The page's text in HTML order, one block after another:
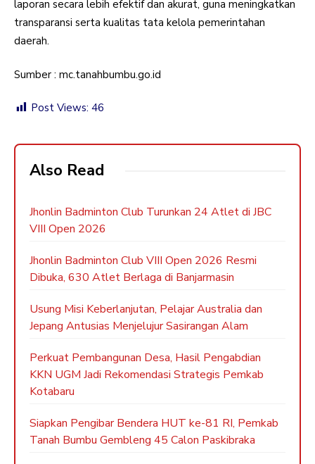
laporan secara lebih efektif dan akurat, guna meningkatkan
transparansi serta kualitas tata kelola pemerintahan
daerah.
Sumber : mc.tanahbumbu.go.id
Post Views: 46
Also Read
Jhonlin Badminton Club Turunkan 24 Atlet di JBC
VIII Open 2026
Jhonlin Badminton Club VIII Open 2026 Resmi
Dibuka, 630 Atlet Berlaga di Banjarmasin
Usung Misi Keberlanjutan, Pelajar Australia dan
Jepang Antusias Menjelujur Sasirangan Alam
Perkuat Pembangunan Desa, Hasil Pengabdian
KKN UGM Jadi Rekomendasi Strategis Pemkab
Kotabaru
Siapkan Pengibar Bendera HUT ke-81 RI, Pemkab
Tanah Bumbu Gembleng 45 Calon Paskibraka